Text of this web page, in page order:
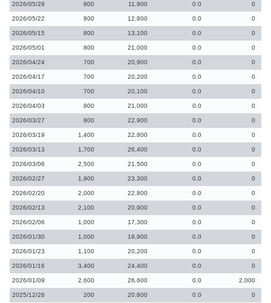
2026/05/29 800 11,900 0.0 0
2026/05/22 800 12,800 0.0 0
2026/05/15 800 13,100 0.0 0
2026/05/01 800 21,000 0.0 0
2026/04/24 700 20,900 0.0 0
2026/04/17 700 20,200 0.0 0
2026/04/10 700 20,100 0.0 0
2026/04/03 800 21,000 0.0 0
2026/03/27 800 22,900 0.0 0
2026/03/19 1,400 22,800 0.0 0
2026/03/13 1,700 26,400 0.0 0
2026/03/06 2,500 21,500 0.0 0
2026/02/27 1,900 23,300 0.0 0
2026/02/20 2,000 22,800 0.0 0
2026/02/13 2,100 20,900 0.0 0
2026/02/06 1,000 17,300 0.0 0
2026/01/30 1,000 19,900 0.0 0
2026/01/23 1,100 20,200 0.0 0
2026/01/16 3,400 24,400 0.0 0
2026/01/09 2,600 26,600 0.0 2,000
2025/12/26 200 20,800 0.0 0